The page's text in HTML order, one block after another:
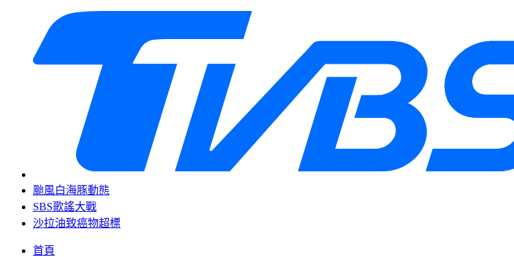
颱風白海豚動態
SBS歌謠大戰
沙拉油致癌物超標
首頁